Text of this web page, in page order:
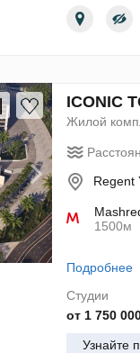
ICONIC
Жилой
Regent
1500м
Подробнее
Студии
от 1 750
Узнайте